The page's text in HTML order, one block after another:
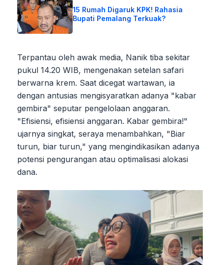
15 Rumah Digaruk KPK! Rahasia
Bupati Pemalang Terkuak?
Terpantau oleh awak media, Nanik tiba sekitar
pukul 14.20 WIB, mengenakan setelan safari
berwarna krem. Saat dicegat wartawan, ia
dengan antusias mengisyaratkan adanya "kabar
gembira" seputar pengelolaan anggaran.
"Efisiensi, efisiensi anggaran. Kabar gembira!"
ujarnya singkat, seraya menambahkan, "Biar
turun, biar turun," yang mengindikasikan adanya
potensi pengurangan atau optimalisasi alokasi
dana.